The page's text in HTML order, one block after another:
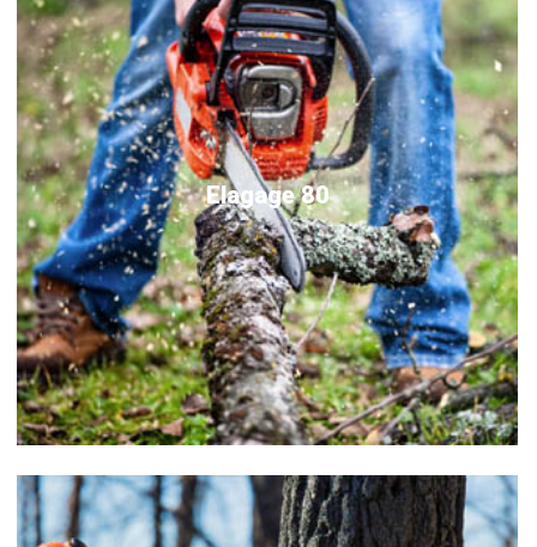
Elagage 80